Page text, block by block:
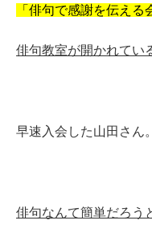
「俳句で感謝を伝える
俳句教室が開かれてい
早速入会した山田さん。
俳句なんて簡単だろう